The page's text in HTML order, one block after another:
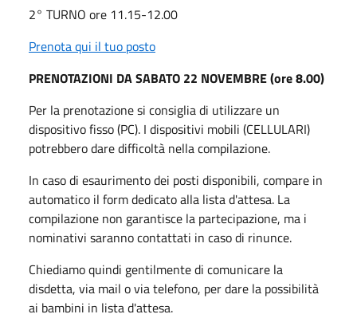
2° TURNO ore 11.15-12.00
Prenota qui il tuo posto
PRENOTAZIONI DA SABATO 22 NOVEMBRE (ore 8.00)
Per la prenotazione si consiglia di utilizzare un
dispositivo fisso (PC). I dispositivi mobili (CELLULARI)
potrebbero dare difficoltà nella compilazione.
In caso di esaurimento dei posti disponibili, compare in
automatico il form dedicato alla lista d'attesa. La
compilazione non garantisce la partecipazione, ma i
nominativi saranno contattati in caso di rinunce.
Chiediamo quindi gentilmente di comunicare la
disdetta, via mail o via telefono, per dare la possibilità
ai bambini in lista d'attesa.